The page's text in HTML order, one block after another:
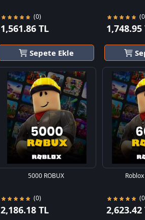
(0)
1,561.86 TL
Sepete Ekle
1,748.95
5000 ROBUX
(0)
2,186.18 TL 2,623.42